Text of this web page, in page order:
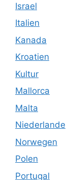
Israel
Italien
Kanada
Kroatien
Kultur
Mallorca
Malta
Niederlande
Norwegen
Polen
Portugal